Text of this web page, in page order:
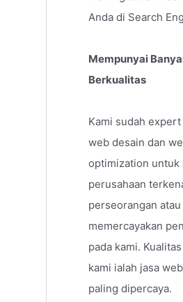
Anda di Search
Mempunyai
Berkualitas
Kami sudah
web desain dan
optimization untuk
perusahaan
perseorangan
memercayakan
pada kami.
kami ialah jasa
paling dipercaya.